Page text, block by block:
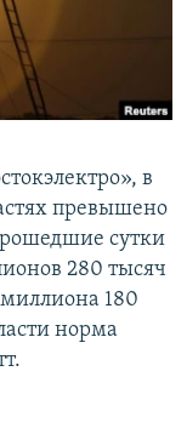
в
превышено
сутки
280 тысяч
180
норма